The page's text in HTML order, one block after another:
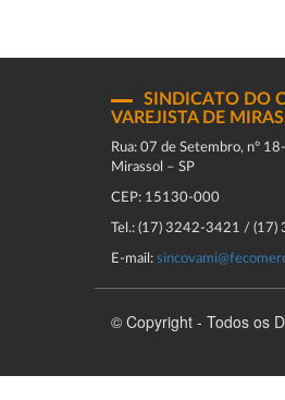
SINDICATO DO
VAREJISTA DE
Rua: 07 de Setembro, n°
Mirassol – SP
CEP: 15130-000
Tel.: (17) 3242-3421 / (17)
E-mail:
© Copyright - Todos os